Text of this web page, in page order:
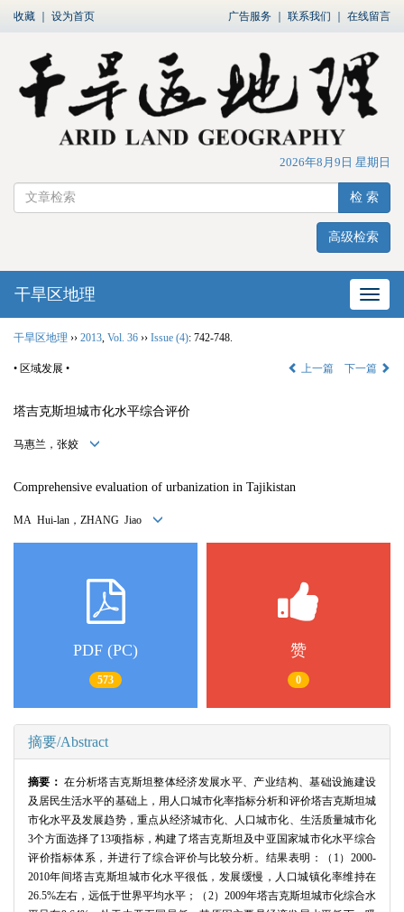
收藏 设为首页 广告服务 联系我们 在线留言
2026年8月9日 星期日
检 索
高级检索
网站
干旱区地理
干旱区地理 ›› 2013 Vol. 36 ›› Issue (4): 742-748.
• 区域发展 • 上一篇 下一篇
塔吉克斯坦城市化水平综合评价
马惠兰，张姣
Comprehensive evaluation of urbanization in Tajikistan
MA Hui-lan，ZHANG Jiao
PDF (PC)
573
赞
0
摘要/Abstract
摘要：在分析塔吉克斯坦整体经济发展水平、产业结构、基础设施建设
及居民生活水平的基础上，用人口城市化率指标分析和评价塔吉克斯坦城
市化水平及发展趋势，重点从经济城市化、人口城市化、生活质量城市化
3个方面选择了13项指标，构建了塔吉克斯坦及中亚国家城市化水平综合
评价指标体系，并进行了综合评价与比较分析。结果表明：（1）2000-
2010年间塔吉克斯坦城市化水平很低，发展缓慢，人口城镇化率维持在
26.5%左右，远低于世界平均水平；（2）2009年塔吉克斯坦城市化综合水